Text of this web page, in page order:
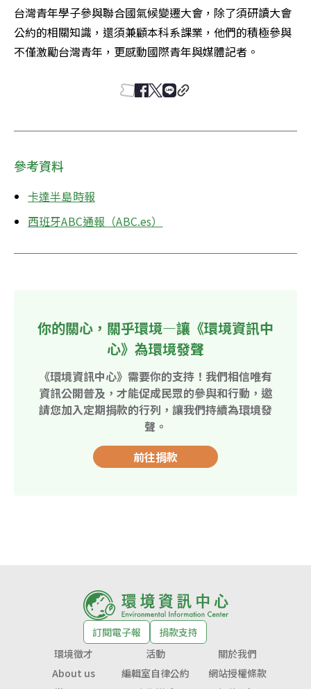
台灣青年學子參與聯合國氣候變遷大會，除了須研讀大會
公約的相關知識，還須兼顧本科系課業，他們的積極參與
不僅激勵台灣青年，更感動國際青年與媒體記者。
參考資料
卡達半島時報
西班牙ABC通報（ABC.es）
你的關心，關乎環境—讓《環境資訊中
心》為環境發聲
《環境資訊中心》需要你的支持！我們相信唯有
資訊公開普及，才能促成民眾的參與和行動，邀
請您加入定期捐款的行列，讓我們持續為環境發
聲。
前往捐款
訂閱電子報
捐款支持
環境徵才
活動
關於我們
About us
編輯室自律公約
網站授權條款